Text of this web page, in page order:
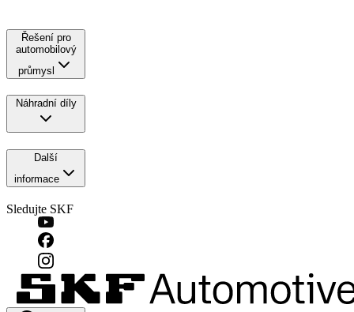
Řešení pro
automobilový
průmysl
Náhradní díly
Další
informace
Sledujte SKF